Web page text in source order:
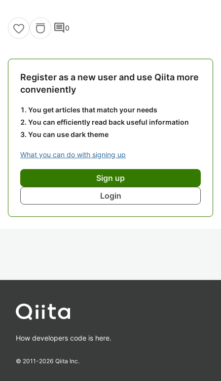
comment0
Register as a new user and use Qiita more
conveniently
You get articles that match your needs
You can efficiently read back useful information
You can use dark theme
What you can do with signing up
Sign up
Login
How developers code is here.
© 2011-2026 Qiita Inc.